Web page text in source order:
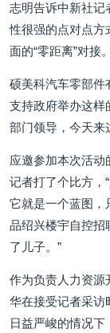
志明告诉中新社记
性很强的点对点方
面的“零距离”对接。
硕美科汽车零部件
支持政府举办这样
部门领导，今天来
应邀参加本次活动
记者打了个比方，
它就是一个蓝图，
品绍兴楼宇自控招
了儿子。”
作为负责人力资源
华在接受记者采访
日益严峻的情况下